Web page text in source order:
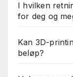
I hvilken
for deg og
Kan 3D-
beløp?